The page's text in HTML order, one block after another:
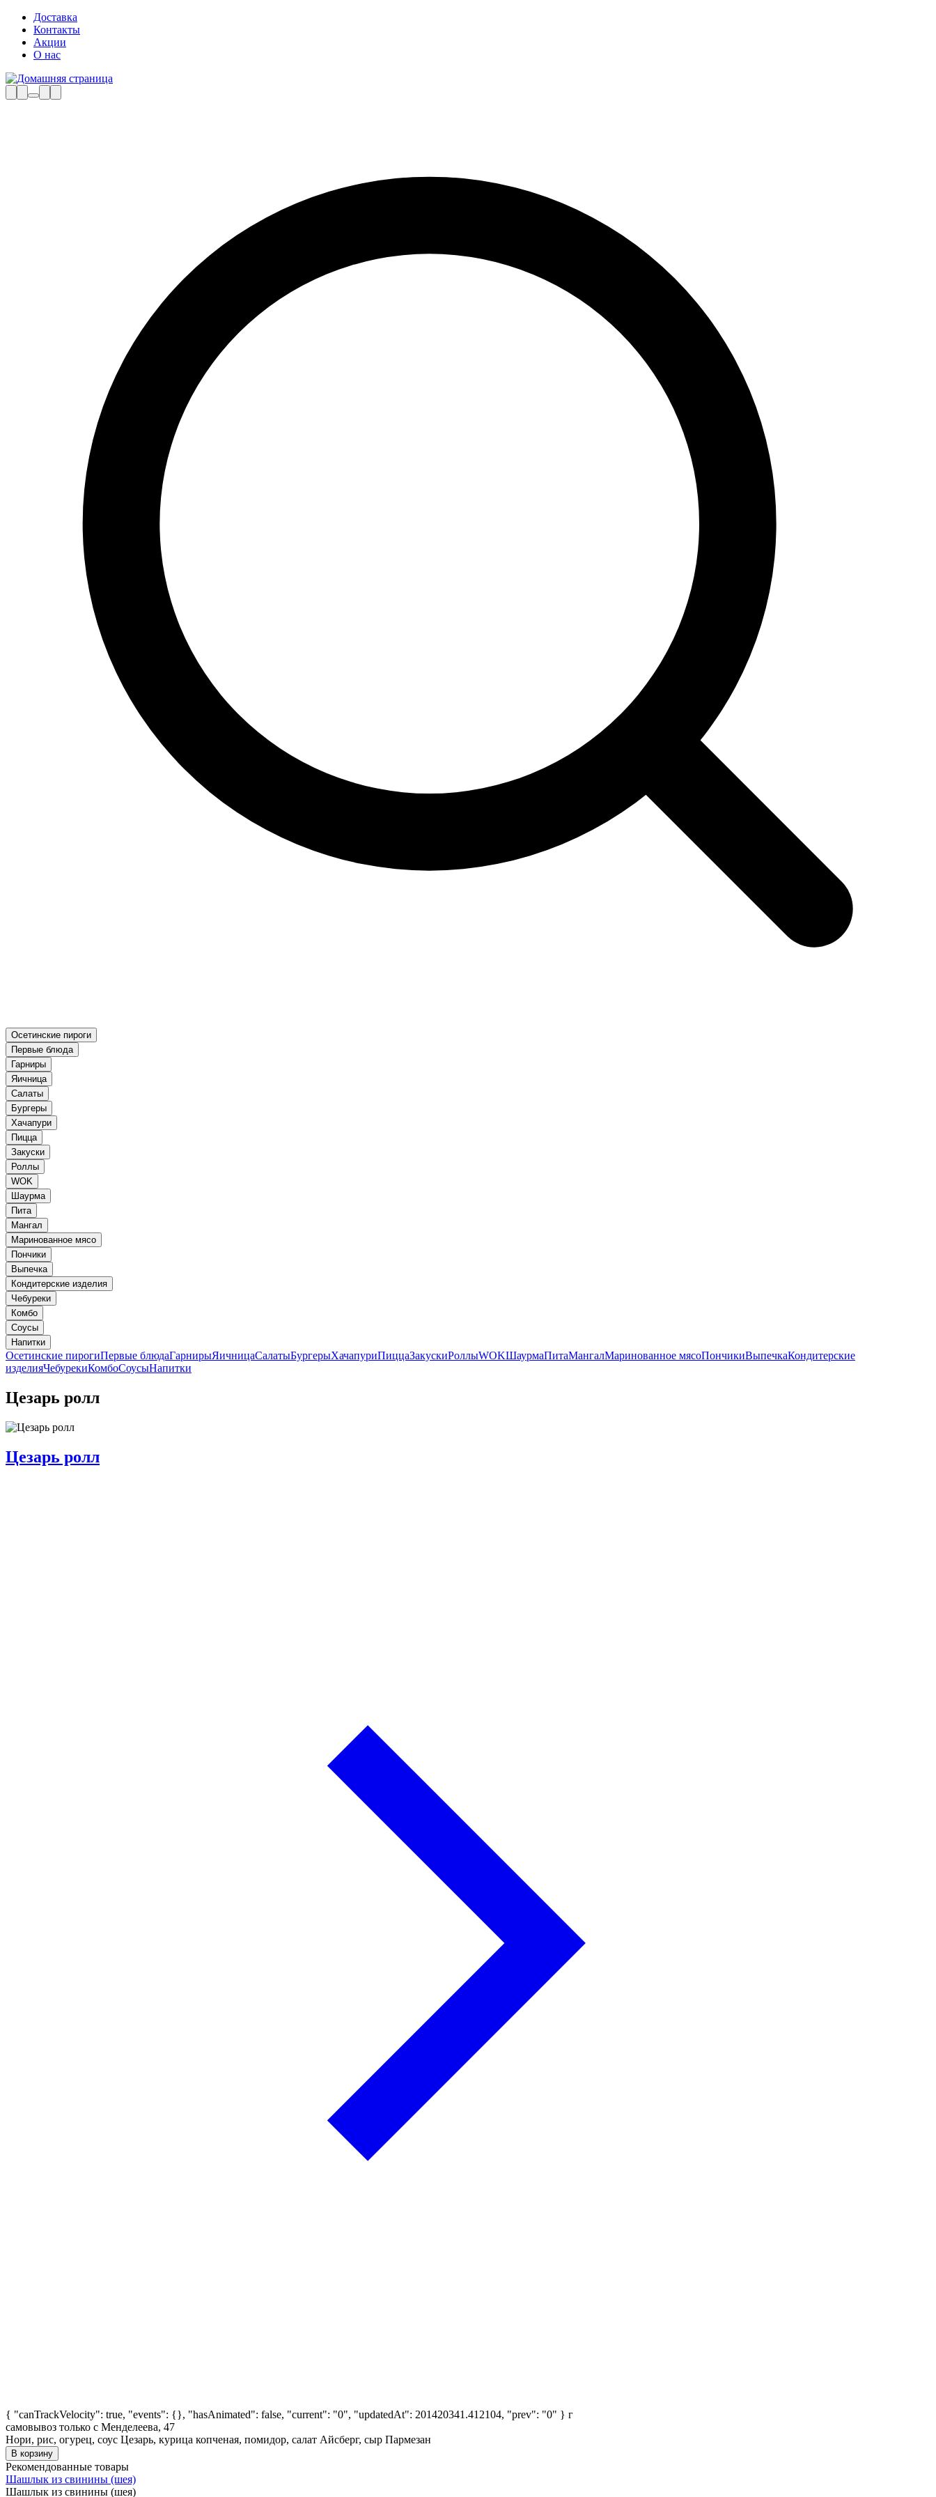
Доставка
Контакты
Акции
О нас
Осетинские пироги
Первые блюда
Гарниры
Яичница
Салаты
Бургеры
Хачапури
Пицца
Закуски
Роллы
WOK
Шаурма
Пита
Мангал
Маринованное мясо
Пончики
Выпечка
Кондитерские изделия
Чебуреки
Комбо
Соусы
Напитки
Осетинские пирогиПервые блюдаГарнирыЯичницаСалатыБургерыХачапуриПиццаЗакускиРоллыWOKШаурмаПитаМангалМаринованное мясоПончикиВыпечкаКондитерские
изделияЧебурекиКомбоСоусыНапитки
Цезарь ролл
Цезарь ролл
{ "canTrackVelocity": true, "events": {}, "hasAnimated": false, "current": "0", "updatedAt": 201420341.412104, "prev": "0" } г
самовывоз только с Менделеева, 47
Нори, рис, огурец, соус Цезарь, курица копченая, помидор, салат Айсберг, сыр Пармезан
В корзину
Рекомендованные товары
Шашлык из свинины (шея)
Шашлык из свинины (шея)